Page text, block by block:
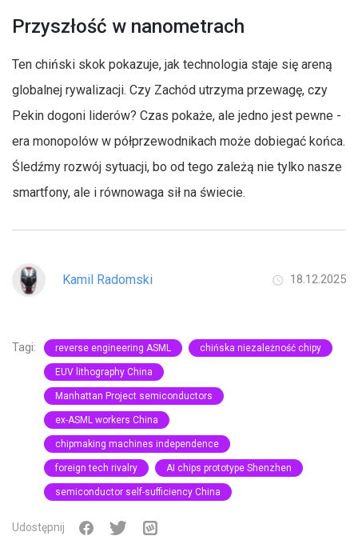
Przyszłość w nanometrach
Ten chiński skok pokazuje, jak technologia staje się areną
globalnej rywalizacji. Czy Zachód utrzyma przewagę, czy
Pekin dogoni liderów? Czas pokaże, ale jedno jest pewne -
era monopolów w półprzewodnikach może dobiegać końca.
Śledźmy rozwój sytuacji, bo od tego zależą nie tylko nasze
smartfony, ale i równowaga sił na świecie.
Kamil Radomski 18.12.2025
Tagi: reverse engineering ASML chińska niezależność chipy
EUV lithography China
Manhattan Project semiconductors
ex-ASML workers China
chipmaking machines independence
foreign tech rivalry AI chips prototype Shenzhen
semiconductor self-sufficiency China
Udostępnij